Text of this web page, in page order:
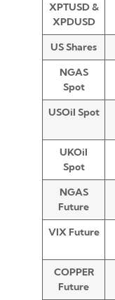
XPTUSD &
XPDUSD
US Shares
NGAS
Spot
USOil Spot
UKOil
Spot
NGAS
Future
VIX Future
COPPER
Future